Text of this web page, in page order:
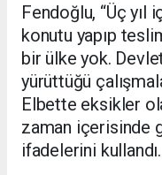
Fendoğlu, “Üç yıl
konutu yapıp
bir ülke yok.
yürüttüğü
Elbette eksikler
zaman içerisinde
ifadelerini kullandı.